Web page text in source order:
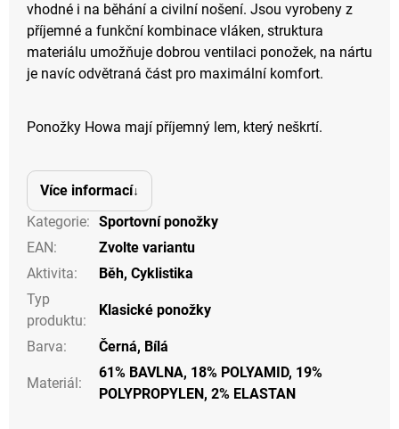
vhodné i na běhání a civilní nošení. Jsou vyrobeny z
příjemné a funkční kombinace vláken, struktura
materiálu umožňuje dobrou ventilaci ponožek, na nártu
je navíc odvětraná část pro maximální komfort.
Ponožky Howa mají příjemný lem, který neškrtí.
Více informací
Kategorie: Sportovní ponožky
EAN:
Zvolte variantu
Aktivita: Běh, Cyklistika
Typ
produktu:
Klasické ponožky
Barva: Černá, Bílá
Materiál :
61% BAVLNA, 18% POLYAMID, 19%
POLYPROPYLEN, 2% ELASTAN